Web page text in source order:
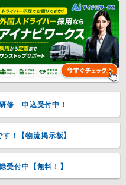
修 申込受付中！
！【物流掲示板】
受付中【無料！】